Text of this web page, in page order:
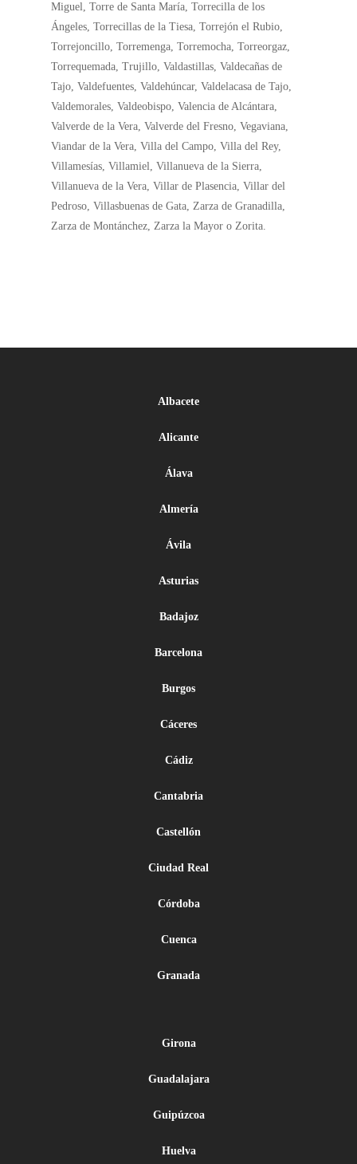
Miguel, Torre de Santa María, Torrecilla de los
Ángeles, Torrecillas de la Tiesa, Torrejón el Rubio,
Torrejoncillo, Torremenga, Torremocha, Torreorgaz,
Torrequemada, Trujillo, Valdastillas, Valdecañas de
Tajo, Valdefuentes, Valdehúncar, Valdelacasa de Tajo,
Valdemorales, Valdeobispo, Valencia de Alcántara,
Valverde de la Vera, Valverde del Fresno, Vegaviana,
Viandar de la Vera, Villa del Campo, Villa del Rey,
Villamesías, Villamiel, Villanueva de la Sierra,
Villanueva de la Vera, Villar de Plasencia, Villar del
Pedroso, Villasbuenas de Gata, Zarza de Granadilla,
Zarza de Montánchez, Zarza la Mayor o Zorita.
Albacete
Alicante
Álava
Almería
Ávila
Asturias
Badajoz
Barcelona
Burgos
Cáceres
Cádiz
Cantabria
Castellón
Ciudad Real
Córdoba
Cuenca
Granada
Girona
Guadalajara
Guipúzcoa
Huelva